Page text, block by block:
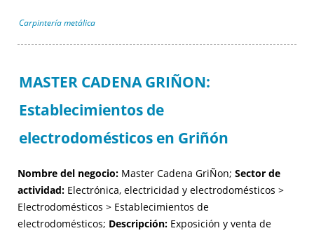
Carpintería metálica
MASTER CADENA GRIÑON:
Establecimientos de
electrodomésticos en Griñón
Nombre del negocio: Master Cadena GriÑon; Sector de
actividad: Electrónica, electricidad y electrodomésticos >
Electrodomésticos > Establecimientos de
electrodomésticos; Descripción: Exposición y venta de